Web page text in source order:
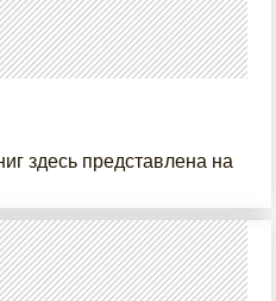
здесь представлена на